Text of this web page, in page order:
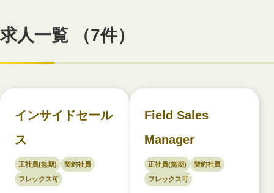
求人一覧 （7件）
インサイドセール
ス
正社員(無期)
契約社員
フレックス可
Field Sales
Manager
正社員(無期)
契約社員
フレックス可